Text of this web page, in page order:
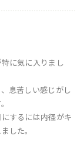
に気に入りまし
息苦しい感じがし
するには内径がキ
した。